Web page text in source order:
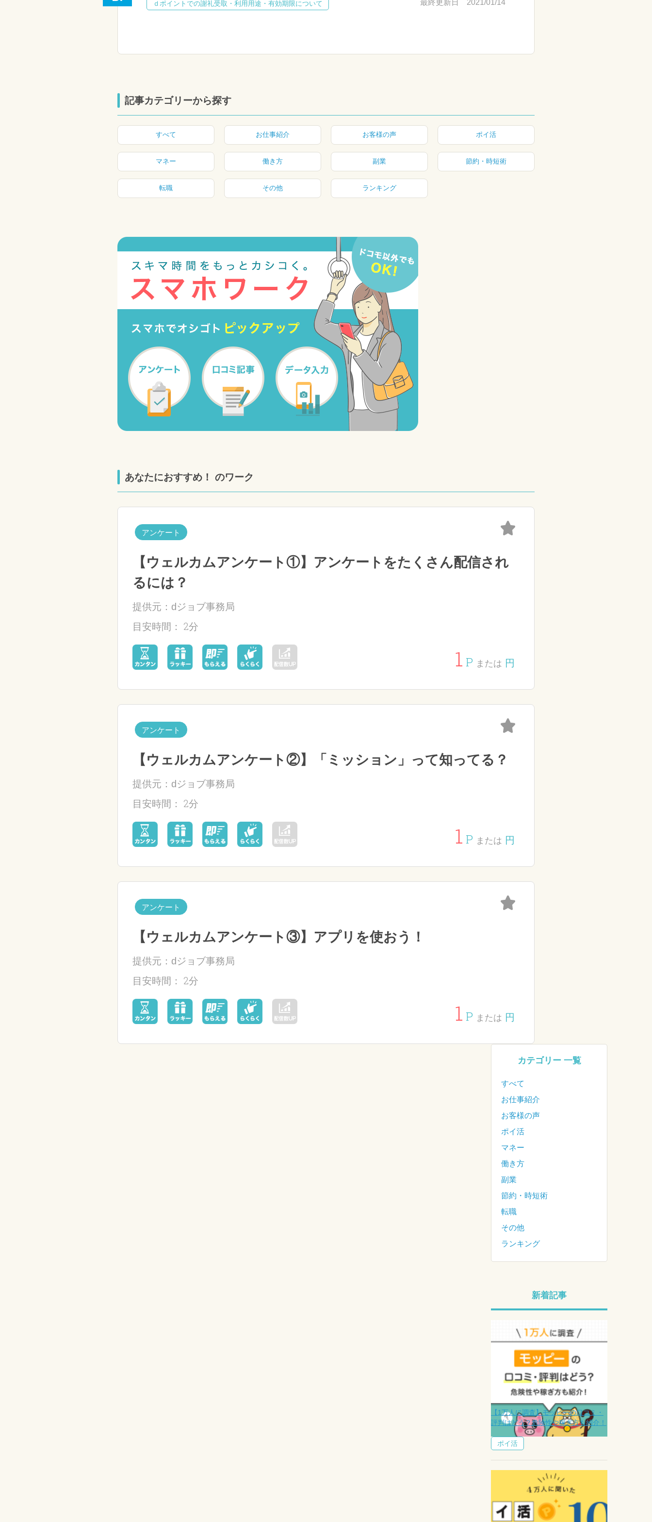
最終更新日 2021/01/14
ｄポイントでの謝礼受取・利用用途・有効期限について
記事カテゴリーから探す
すべて お仕事紹介 お客様の声 ポイ活
マネー 働き方 副業 節約・時短術
転職 その他 ランキング
あなたにおすすめ！ のワーク
アンケート
【ウェルカムアンケート①】アンケートをたくさん配信され
るには？
提供元：dジョブ事務局
目安時間：
2分
1 P または 円
アンケート
【ウェルカムアンケート②】「ミッション」って知ってる？
提供元：dジョブ事務局
目安時間：
2分
1 P または 円
アンケート
【ウェルカムアンケート③】アプリを使おう！
提供元：dジョブ事務局
目安時間：
2分
1 P または 円
カテゴリー 一覧
すべて
お仕事紹介
お客様の声
ポイ活
マネー
働き方
副業
節約・時短術
転職
その他
ランキング
新着記事
【1万人に調査】モッピーの口コミ・
評判はどう？危険性や稼ぎ方も紹介！
ポイ活